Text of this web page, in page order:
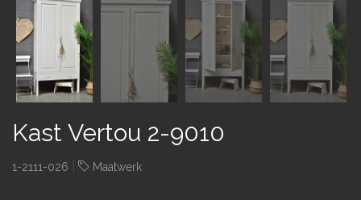
Kast Vertou 2-9010
1-2111-026 Maatwerk